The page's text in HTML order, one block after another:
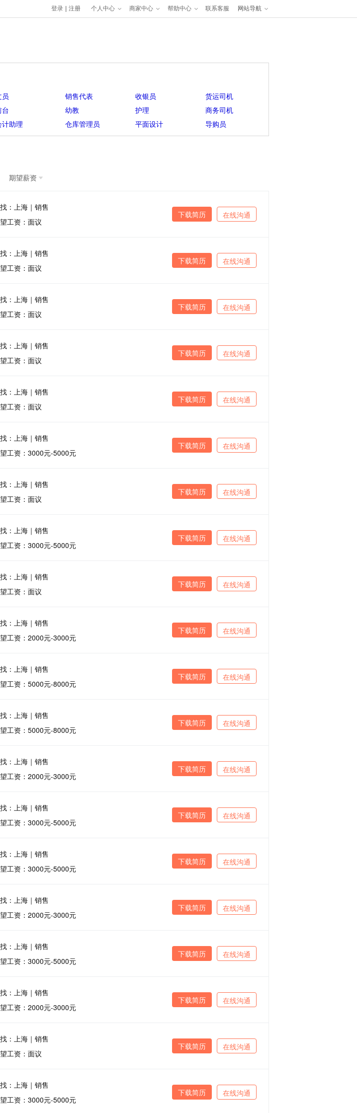
登录 注册 个人中心 商家中心 帮助中心 联系客服 网站导航
员 销售代表 收银员
货运司机
台 幼教 护理
商务司机
计助理 仓库管理员 平面设计 导购员
期望薪资
：上海｜销售
工资：面议
在线沟通
下载简历
：上海｜销售
工资：面议
在线沟通
下载简历
：上海｜销售
工资：面议
在线沟通
下载简历
：上海｜销售
工资：面议
在线沟通
下载简历
：上海｜销售
工资：面议
在线沟通
下载简历
：上海｜销售
工资：3000元-5000元
在线沟通
下载简历
：上海｜销售
工资：面议
在线沟通
下载简历
：上海｜销售
工资：3000元-5000元
在线沟通
下载简历
：上海｜销售
工资：面议
在线沟通
下载简历
：上海｜销售
工资：2000元-3000元
在线沟通
下载简历
：上海｜销售
工资：5000元-8000元
在线沟通
下载简历
：上海｜销售
工资：5000元-8000元
在线沟通
下载简历
：上海｜销售
工资：2000元-3000元
在线沟通
下载简历
：上海｜销售
工资：3000元-5000元
在线沟通
下载简历
：上海｜销售
工资：3000元-5000元
在线沟通
下载简历
：上海｜销售
工资：2000元-3000元
在线沟通
下载简历
：上海｜销售
工资：3000元-5000元
在线沟通
下载简历
：上海｜销售
工资：2000元-3000元
在线沟通
下载简历
：上海｜销售
工资：面议
在线沟通
下载简历
：上海｜销售
工资：3000元-5000元
在线沟通
下载简历